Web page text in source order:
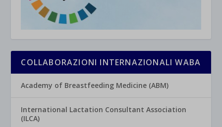
COLLABORAZIONI INTERNAZIONALI WABA
Academy of Breastfeeding Medicine (ABM)
International Lactation Consultant Association
(ILCA)